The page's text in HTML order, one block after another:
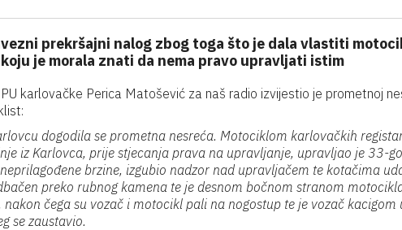
prekršajni nalog zbog toga što je dala vlastiti
je morala znati da nema pravo upravljati istim
karlovačke Perica Matošević za naš radio izvijestio je prometnoj
dogodila se prometna nesreća. Motociklom karlovačkih
iz Karlovca, prije stjecanja prava na upravljanje, upravljao je 33-
brzine, izgubio nadzor nad upravljačem te kotačima
preko rubnog kamena te je desnom bočnom stranom
čega su vozač i motocikl pali na nogostup te je vozač kacigom
se zaustavio.